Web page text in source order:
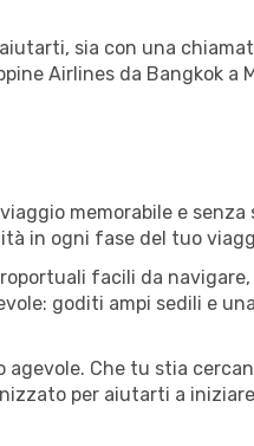
sia con una
Airlines da Bangkok a
memorabile e
in ogni fase del tuo
facili da
goditi ampi sedili e
Che tu stia
per aiutarti a